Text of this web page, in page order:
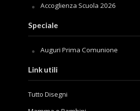
Accoglienza Scuola 2026
Speciale
Auguri Prima Comunione
Link utili
Tutto Disegni